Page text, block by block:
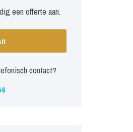
een offerte aan.
contact?